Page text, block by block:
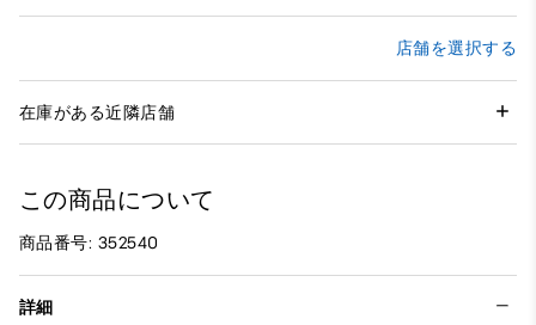
店舗を選択する
在庫がある近隣店舗
この商品について
商品番号: 352540
詳細